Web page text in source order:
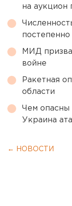
на аукцион
МИД
войне
Ракетная
области
Чем опасны
Украина
← НОВОСТИ